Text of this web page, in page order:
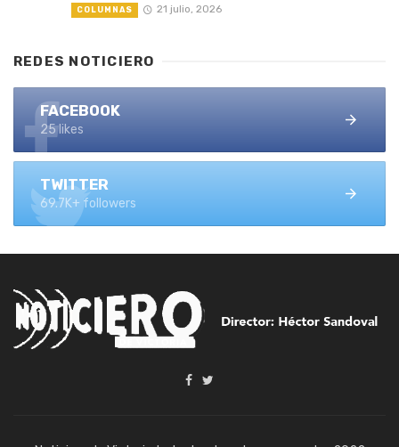
COLUMNAS 21 julio, 2026
REDES NOTICIERO
FACEBOOK
25 likes
TWITTER
69.7K+ followers